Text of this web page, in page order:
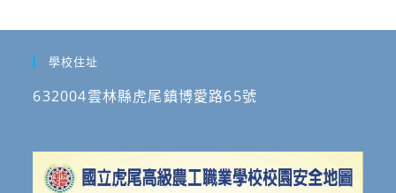
學校住址
632004雲林縣虎尾鎮博愛路65號